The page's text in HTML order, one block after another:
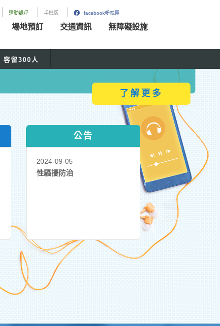
運動課程 手機版 facebook粉絲團
場地預訂 交通資訊 無障礙設施
容留300人
了解更多
公告
2024-09-05
性騷擾防治